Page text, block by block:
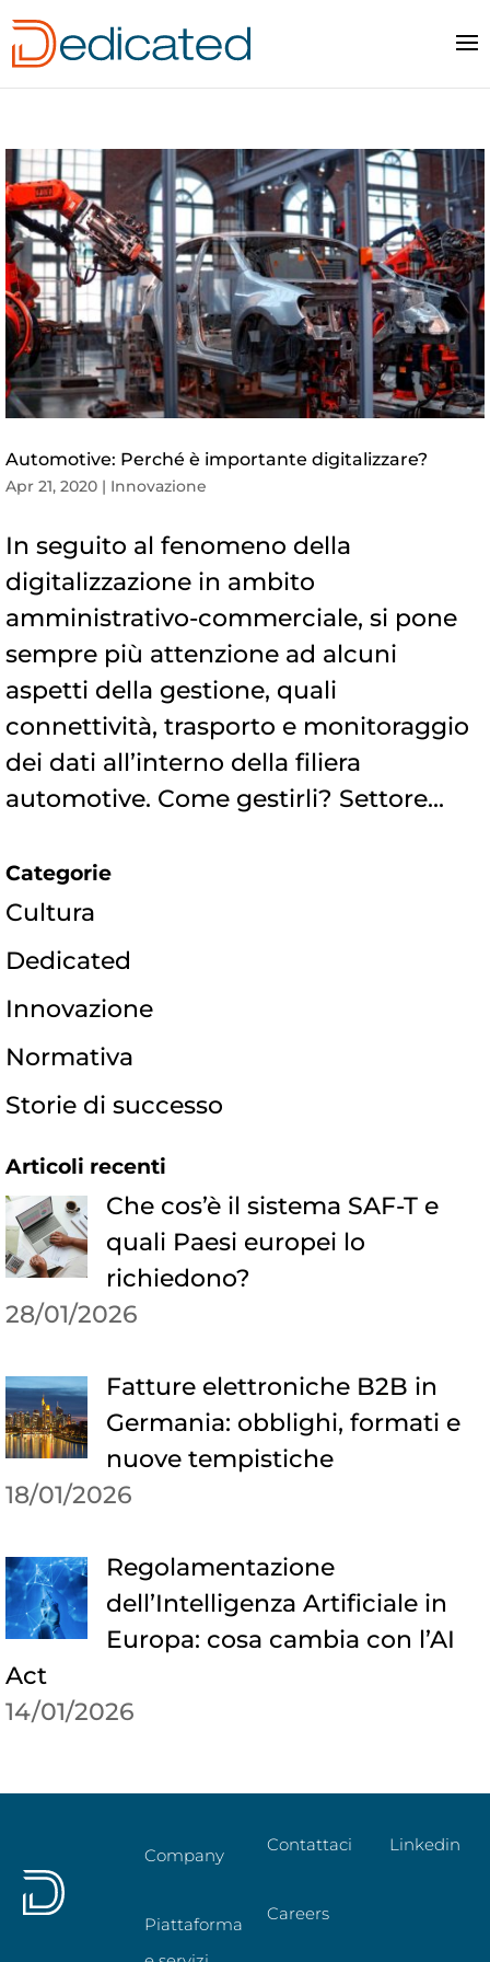
Automotive: Perché è importante digitalizzare?
Apr 21, 2020 | Innovazione
In seguito al fenomeno della
digitalizzazione in ambito
amministrativo-commerciale, si pone
sempre più attenzione ad alcuni
aspetti della gestione, quali
connettività, trasporto e monitoraggio
dei dati all’interno della filiera
automotive. Come gestirli? Settore...
Categorie
Cultura
Dedicated
Innovazione
Normativa
Storie di successo
Articoli recenti
Che cos’è il sistema SAF-T e
quali Paesi europei lo
richiedono?
28/01/2026
Fatture elettroniche B2B in
Germania: obblighi, formati e
nuove tempistiche
18/01/2026
Regolamentazione
dell’Intelligenza Artificiale in
Europa: cosa cambia con l’AI
Act
14/01/2026
Company
Piattaforma
Contattaci
Careers
Linkedin